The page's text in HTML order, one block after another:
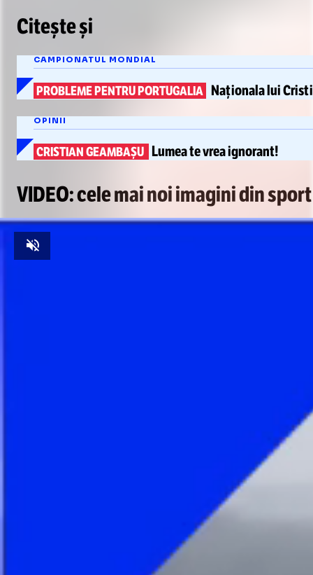
Citește și
CAMPIONATUL MONDIAL
PROBLEME PENTRU PORTUGALIA Naționala lui
OPINII
CRISTIAN GEAMBAȘU Lumea te vreaignorant!
VIDEO: cele mai noi imagini din sport
Unmute